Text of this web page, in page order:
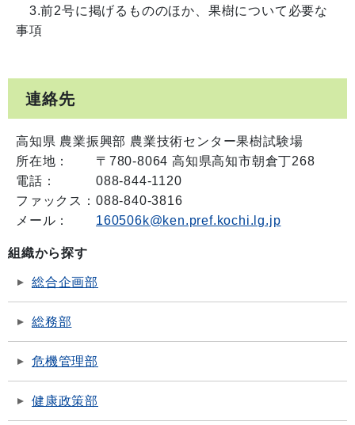
3.前2号に掲げるもののほか、果樹について必要な
事項
連絡先
高知県 農業振興部 農業技術センター果樹試験場
所在地：
〒780-8064 高知県高知市朝倉丁268
電話：
088-844-1120
ファックス： 088-840-3816
メール：
160506k@ken.pref.kochi.lg.jp
組織から探す
総合企画部
総務部
危機管理部
健康政策部